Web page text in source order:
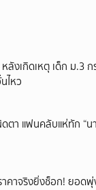
งเกิดเหตุ เด็ก ม.3 ก
ไหว
ตา แฟนคลับแห่ทัก “น
คาจริงยิ่งช็อก! ยอดพุ่